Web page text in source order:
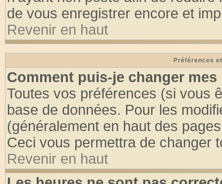
de vous enregistrer encore et
Revenir en haut
Préférences
Comment puis-je changer mes
Toutes vos préférences (si vous
base de données. Pour les
(généralement en haut des
Ceci vous permettra de changer
Revenir en haut